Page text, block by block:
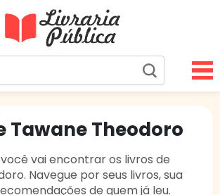
Sua Biblioteca Virtual Gratuita
Tawane Theodoro
vai encontrar os livros de
Navegue por seus livros, sua
de quem já leu.